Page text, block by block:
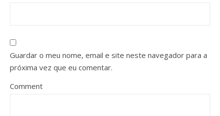
Guardar o meu nome, email e site neste navegador para a
próxima vez que eu comentar.
Comment